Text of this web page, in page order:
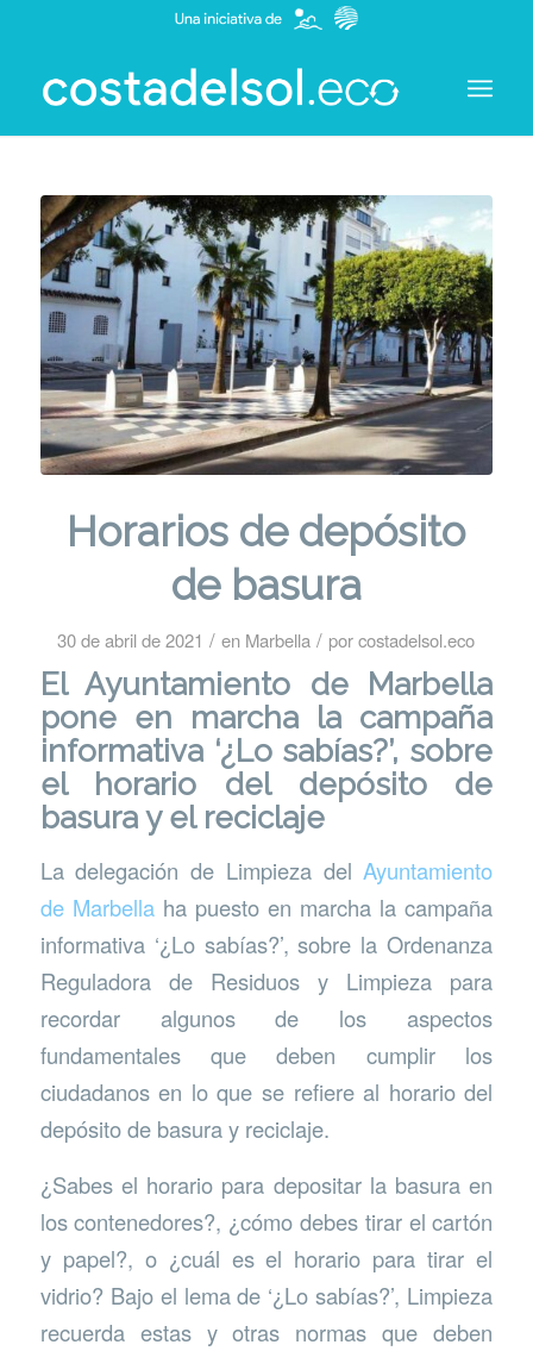
Horarios de depósito
de basura
30 de abril de 2021 / en Marbella / porcostadelsol.eco
El Ayuntamiento de Marbella
pone en marcha la campaña
informativa ‘¿Lo sabías?’, sobre
el horario del depósito de
basura y el reciclaje
La delegación de Limpieza delAyuntamiento
de Marbellaha puesto en marcha la campaña
informativa ‘¿Lo sabías?’, sobre la Ordenanza
Reguladora de Residuos y Limpieza para
recordar algunos de los aspectos
fundamentales que deben cumplir los
ciudadanos en lo que se refiere al horario del
depósito de basura y reciclaje.
¿Sabes el horario para depositar la basura en
los contenedores?, ¿cómo debes tirar el cartón
y papel?, o ¿cuál es el horario para tirar el
vidrio? Bajo el lema de ‘¿Lo sabías?’, Limpieza
recuerda estas y otras normas que deben